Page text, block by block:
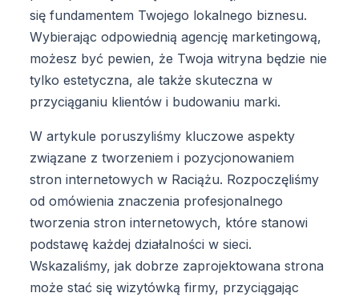
się fundamentem Twojego lokalnego biznesu.
Wybierając odpowiednią agencję marketingową,
możesz być pewien, że Twoja witryna będzie nie
tylko estetyczna, ale także skuteczna w
przyciąganiu klientów i budowaniu marki.
W artykule poruszyliśmy kluczowe aspekty
związane z tworzeniem i pozycjonowaniem
stron internetowych w Raciążu. Rozpoczęliśmy
od omówienia znaczenia profesjonalnego
tworzenia stron internetowych, które stanowi
podstawę każdej działalności w sieci.
Wskazaliśmy, jak dobrze zaprojektowana strona
może stać się wizytówką firmy, przyciągając